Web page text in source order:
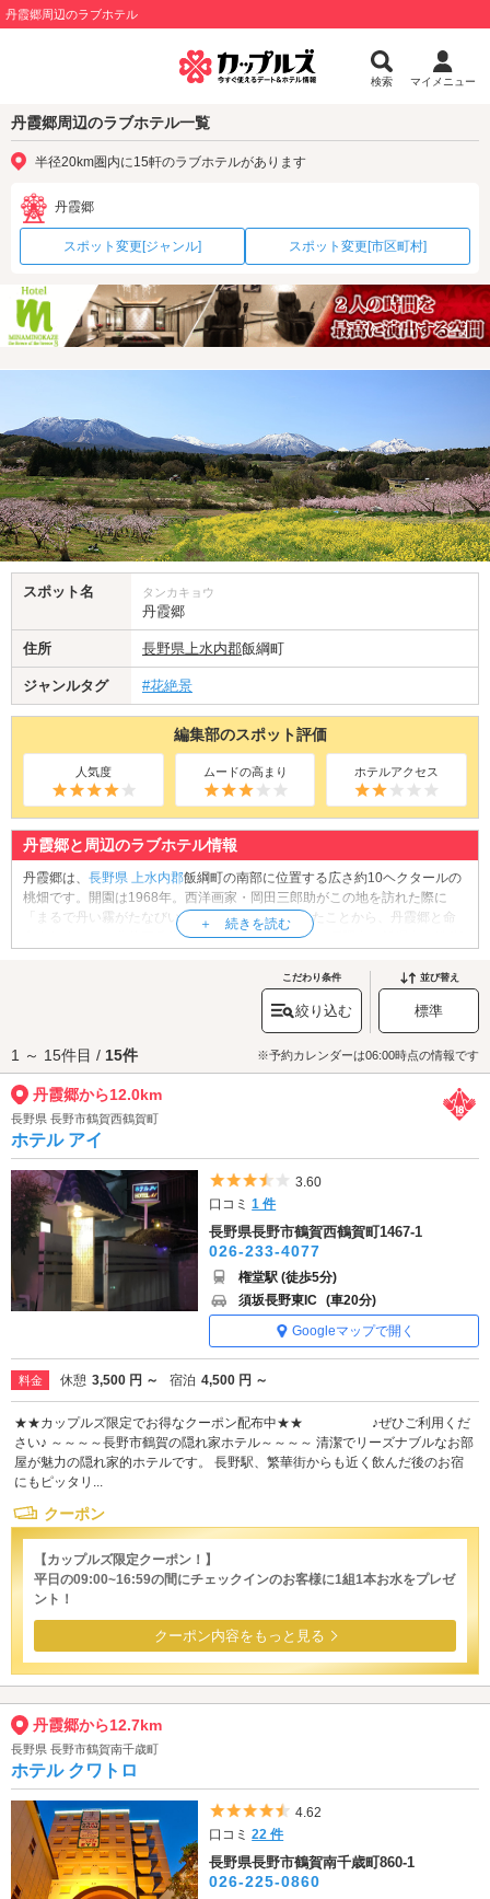
丹霞郷周辺のラブホテル
検索 マイメニュー
丹霞郷周辺のラブホテル一覧
半径20km圏内に15軒のラブホテルがあります
丹霞郷
スポット変更[ジャンル] スポット変更[市区町村]
スポット名 タンカキョウ
丹霞郷
住所 長野県上水内郡飯綱町
ジャンルタグ #花絶景
編集部のスポット評価
人気度 ムードの高まり ホテルアクセス
丹霞郷と周辺のラブホテル情報
丹霞郷は、 長野県 上水内郡飯綱町の南部に位置する広さ約10ヘクタールの
桃畑です。開園は1968年。西洋画家・岡田三郎助がこの地を訪れた際に
「まるで丹い霧がたなびいているようだ」と話したことから、丹霞郷と命
名されました。北信五岳(妙高山、斑尾山、黒姫山、戸隠山、飯綱山の総称)
に花開く様子を眺めることができます。天気のいい日には丹霞郷を散策し
長野市郊外・中野・志賀高原エリアのラブホテル
からもアク
こだわり条件
絞り込む
並び替え
標準
1 ～ 15件目 / 15件 ※予約カレンダーは06:00時点の情報です
丹霞郷から12.0km
長野県 長野市鶴賀西鶴賀町
ホテル アイ
5つ星のうち3.5
3.60
口コミ1 件
長野県長野市鶴賀西鶴賀町1467-1
026-233-4077
権堂駅 (徒歩5分)
須坂長野東IC (車20分)
Googleマップで開く
料金 休憩 3,500 円 ～ 宿泊 4,500 円 ～
★★カップルズ限定でお得なクーポン配布中★★ ♪ぜひご利用くだ
さい♪ ～～～～長野市鶴賀の隠れ家ホテル～～～～ 清潔でリーズナブルなお部
屋が魅力の隠れ家的ホテルです。 長野駅、繁華街からも近く飲んだ後のお宿
にもピッタリ...
クーポン
【カップルズ限定クーポン！】
平日の09:00~16:59の間にチェックインのお客様に1組1本お水をプレゼ
ント！
クーポン内容をもっと見る
丹霞郷から12.7km
長野県 長野市鶴賀南千歳町
ホテル クワトロ
5つ星のうち4.5
4.62
口コミ22 件
長野県長野市鶴賀南千歳町860-1
026-225-0860